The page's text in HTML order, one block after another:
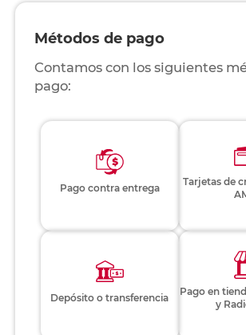
Métodos de pago
Contamos con los siguientes
pago:
Pago contra entrega
Tarjetas de
Depósito o transferencia
Pago en
y